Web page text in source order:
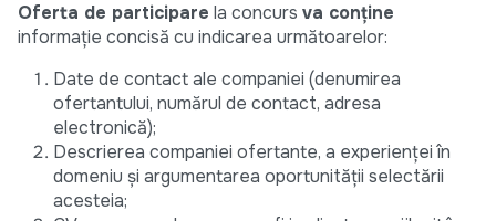
Oferta de participare la concurs va conține
informație concisă cu indicarea următoarelor:
Date de contact ale companiei (denumirea
ofertantului, numărul de contact, adresa
electronică);
Descrierea companiei ofertante, a experienței în
domeniu și argumentarea oportunității selectării
acesteia;